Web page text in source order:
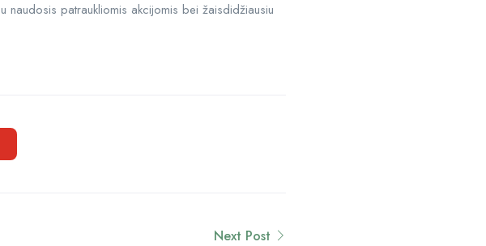
patraukliomis akcijomis bei žaisdidžiausiu
Next Post